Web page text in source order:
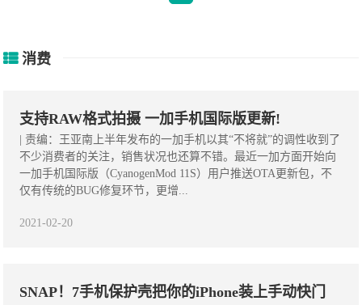
消费
支持RAW格式拍摄 一加手机国际版更新!
| 责编：王亚南上半年发布的一加手机以其“不将就”的调性收到了
不少消费者的关注，销售状况也还算不错。最近一加方面开始向
一加手机国际版（CyanogenMod 11S）用户推送OTA更新包，不
仅有传统的BUG修复环节，更增...
2021-02-20
SNAP！7手机保护壳把你的iPhone装上手动快门